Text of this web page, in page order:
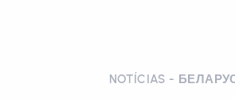
NOTÍCIAS -